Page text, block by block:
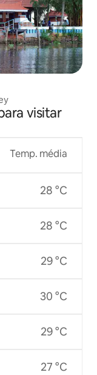
visitar
Temp. média
28 °C
28 °C
29 °C
30 °C
29 °C
27 °C